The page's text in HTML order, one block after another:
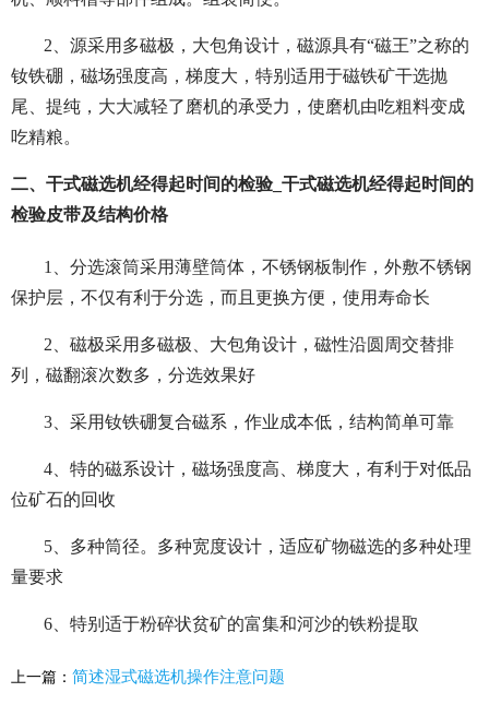
2、源采用多磁极，大包角设计，磁源具有“磁王”之称的
钕铁硼，磁场强度高，梯度大，特别适用于磁铁矿干选抛
尾、提纯，大大减轻了磨机的承受力，使磨机由吃粗料变成
吃精粮。
二、干式磁选机经得起时间的检验_干式磁选机经得起时间的
检验皮带及结构价格
1、分选滚筒采用薄壁筒体，不锈钢板制作，外敷不锈钢
保护层，不仅有利于分选，而且更换方便，使用寿命长
2、磁极采用多磁极、大包角设计，磁性沿圆周交替排
列，磁翻滚次数多，分选效果好
3、采用钕铁硼复合磁系，作业成本低，结构简单可靠
4、特的磁系设计，磁场强度高、梯度大，有利于对低品
位矿石的回收
5、多种筒径。多种宽度设计，适应矿物磁选的多种处理
量要求
6、特别适于粉碎状贫矿的富集和河沙的铁粉提取
上一篇： 简述湿式磁选机操作注意问题